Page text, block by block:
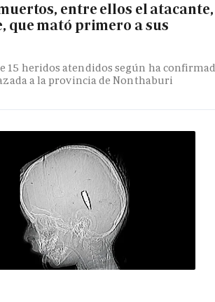
entre ellos el atacante,
que mató primero a sus
15 heridos atendidos según ha
a la provincia de Nonthaburi